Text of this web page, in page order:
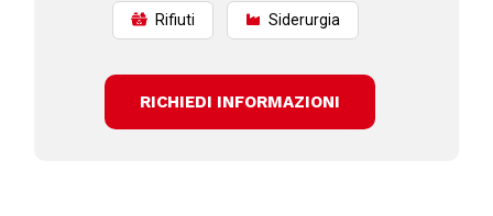
Rifiuti Siderurgia
RICHIEDI INFORMAZIONI